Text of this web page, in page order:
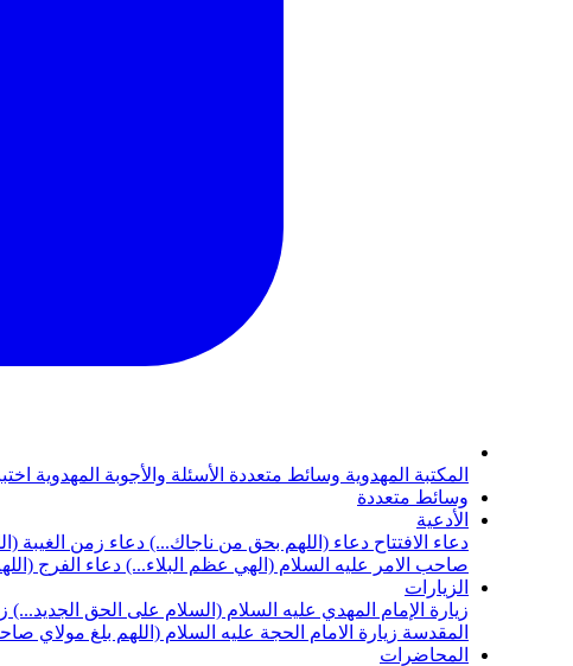
المكتبة المهدوية وسائط متعددة الأسئلة والأجوبة المهدوية
وسائط متعددة
الأدعية
دعاء الافتتاح دعاء (اللهم بحق من ناجاك...) دعاء زمن الغيبة
صاحب الامر عليه السلام (الهي عظم البلاء...) دعاء الفرج
الزيارات
زيارة الإمام المهدي عليه السلام (السلام على الحق الجديد...)
المقدسة زيارة الامام الحجة عليه السلام (اللهم بلغ مولاي
المحاضرات